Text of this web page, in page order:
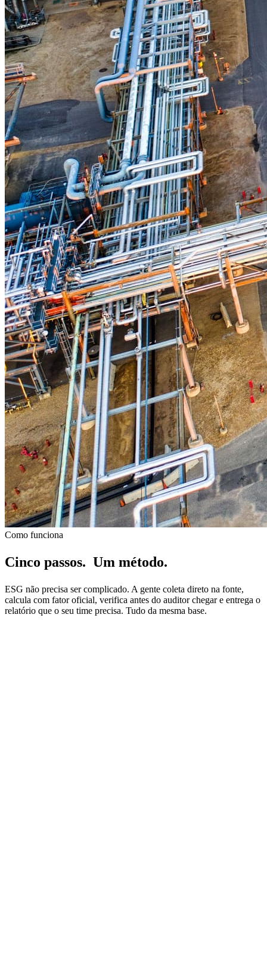
Como funciona
Cinco passos. Um método.
ESG não precisa ser complicado. A gente coleta direto na fonte,
calcula com fator oficial, verifica antes do auditor chegar e entrega o
relatório que o seu time precisa. Tudo da mesma base.